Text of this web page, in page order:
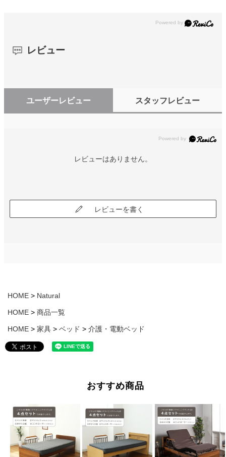
レビュー
ユーザーレビュー スタッフレビュー
レビューはありません。
レビューを書く
HOME Natural
HOME 商品一覧
HOME 家具 ベッド 介護・電動ベッド
おすすめ商品